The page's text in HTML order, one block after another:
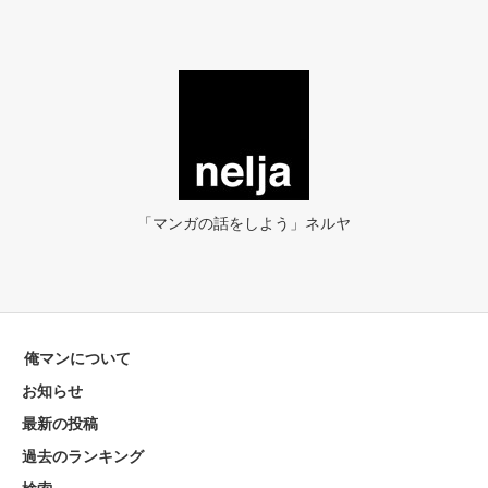
「マンガの話をしよう」ネルヤ
俺マンについて
お知らせ
最新の投稿
過去のランキング